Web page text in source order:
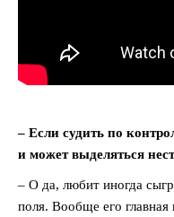
– Если судить по
и может выделяться
– О да, любит иногда
поля. Вообще его